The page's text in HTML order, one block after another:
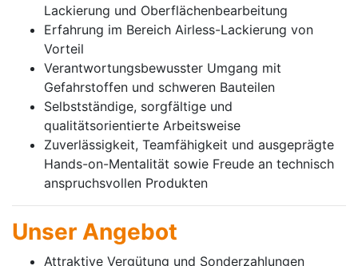
Lackierung und Oberflächenbearbeitung
Erfahrung im Bereich Airless-Lackierung von
Vorteil
Verantwortungsbewusster Umgang mit
Gefahrstoffen und schweren Bauteilen
Selbstständige, sorgfältige und
qualitätsorientierte Arbeitsweise
Zuverlässigkeit, Teamfähigkeit und ausgeprägte
Hands-on-Mentalität sowie Freude an technisch
anspruchsvollen Produkten
Unser Angebot
Attraktive Vergütung und Sonderzahlungen